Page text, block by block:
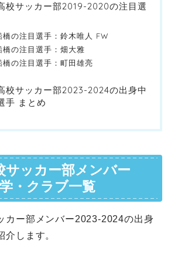
校サッカー部2019-2020の注目選
橋の注目選手：鈴木唯人 FW
橋の注目選手：畑大雅
橋の注目選手：町田雄亮
校サッカー部2023-2024の出身中
手 まとめ
サッカー部メンバー
・クラブ一覧
カー部メンバー2023-2024の出身
介します。